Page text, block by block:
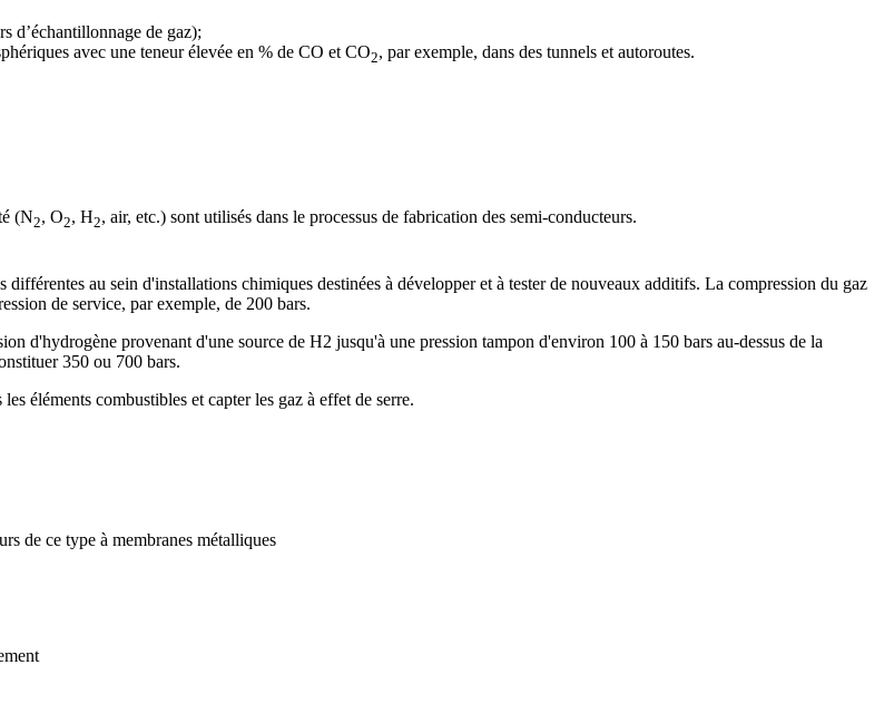
d’échantillonnage de gaz);
avec une teneur élevée en % de СО et СО2, par exemple, dans des tunnels et autoroutes.
(N2, O2, H2, air, etc.) sont utilisés dans le processus de fabrication des semi-conducteurs.
au sein d'installations chimiques destinées à développer et à tester de nouveaux additifs. La compression du gaz
de service, par exemple, de 200 bars.
d'hydrogène provenant d'une source de H2 jusqu'à une pression tampon d'environ 100 à 150 bars au-dessus de la
350 ou 700 bars.
éléments combustibles et capter les gaz à effet de serre.
de ce type à membranes métalliques